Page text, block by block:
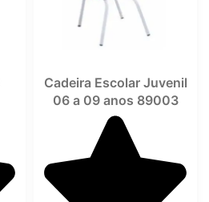
Cadeira Escolar Juvenil
06 a 09 anos 89003